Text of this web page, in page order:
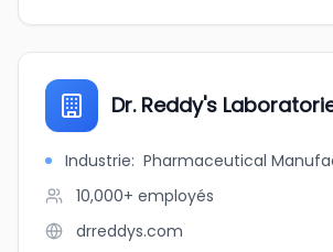
Dr. Reddy's
Industrie: Pharmaceutical
10,000+ employés
drreddys.com